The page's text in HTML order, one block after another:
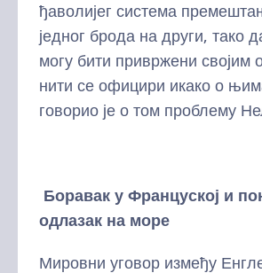
ђаволијег система
једног брода на други, тако
могу бити привржени својим
нити се официри икако о
говорио је о том проблему
Боравак у Француској и
одлазак на море
Мировни уговор између